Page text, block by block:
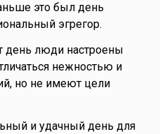
это был день
эгрегор.
день люди настроены
нежностью и
но не имеют цели
и удачный день для